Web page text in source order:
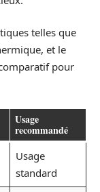
telles que
et le
pour
Usage
recommandé
Usage
standard